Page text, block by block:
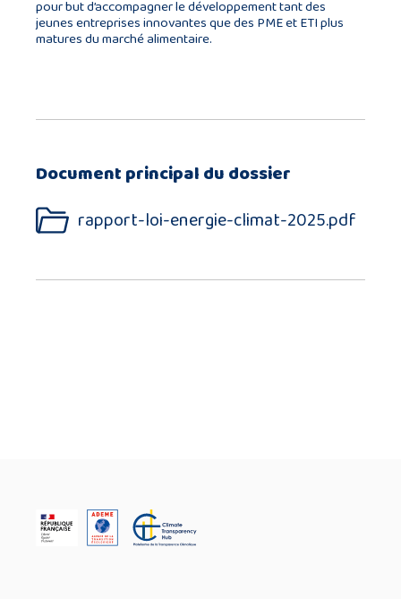
pour but d’accompagner le développement tant des
jeunes entreprises innovantes que des PME et ETI plus
matures du marché alimentaire.
Document principal du dossier
rapport-loi-energie-climat-2025.pdf